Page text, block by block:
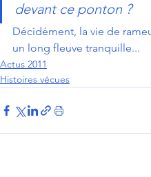
devant ce ponton ?
Décidément, la vie de
un long fleuve tranquille...
Actus 2011
Histoires vécues